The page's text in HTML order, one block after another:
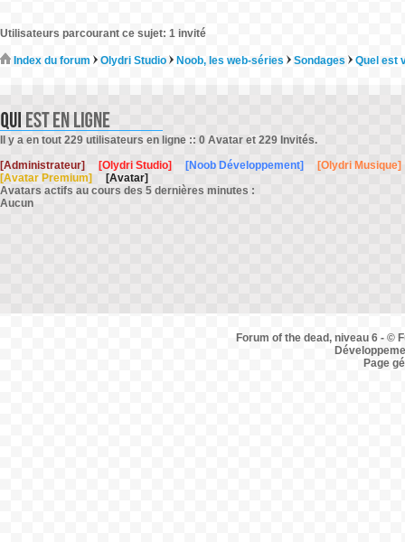
Utilisateurs parcourant ce sujet: 1 invité
Index du forum Olydri Studio Noob, les web-séries Sondages Quel est
Il y a en tout 229 utilisateurs en ligne :: 0 Avatar et 229 Invités.
[Administrateur]
[Olydri Studio] [Noob Développement]
[Olydri Musique]
[Avatar Premium]
[Avatar]
Avatars actifs au cours des 5 dernières minutes :
Aucun
Forum of the dead, niveau 6 - ©
Page